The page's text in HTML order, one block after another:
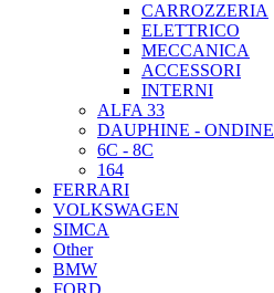
CARROZZERIA
ELETTRICO
MECCANICA
ACCESSORI
INTERNI
ALFA 33
DAUPHINE - ONDINE
6C - 8C
164
FERRARI
VOLKSWAGEN
SIMCA
Other
BMW
FORD